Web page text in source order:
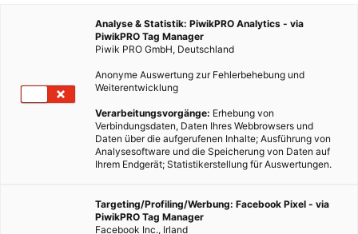
Analyse & Statistik: PiwikPRO Analytics - via
PiwikPRO Tag Manager
Piwik PRO GmbH, Deutschland
Anonyme Auswertung zur Fehlerbehebung und
Weiterentwicklung
Verarbeitungsvorgänge: Erhebung von
Verbindungsdaten, Daten Ihres Webbrowsers und
Daten über die aufgerufenen Inhalte; Ausführung von
Analysesoftware und die Speicherung von Daten auf
Ihrem Endgerät; Statistikerstellung für Auswertungen.
Targeting/Profiling/Werbung: Facebook Pixel - via
PiwikPRO Tag Manager
Facebook Inc., Irland